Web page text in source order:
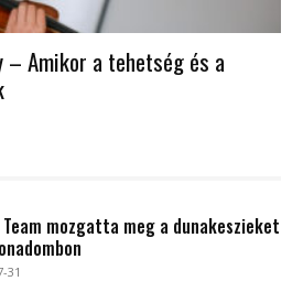
– Amikor a tehetség és a
Team mozgatta meg a dunakeszieket
31